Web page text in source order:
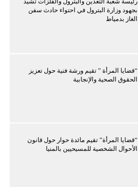
بجهود وزارة البترول في احتواء حادث سفن
الغاز بدمياط
“قضايا المرأة ” تقيم ورشة فنية حول تعزيز
الحقوق الصحية والإنجابية
“قضايا المرأة” تقيم مائدة حوار حول قانون
الأحوال الشخصية للمسيحيين بالمنيا